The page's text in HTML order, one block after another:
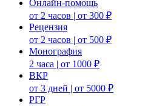
Онлайн-помощь
от 2 часов | от 300 ₽
Рецензия
от 2 часов | от 500 ₽
Монография
2 часа | от 1000 ₽
ВКР
от 3 дней | от 5000 ₽
РГР